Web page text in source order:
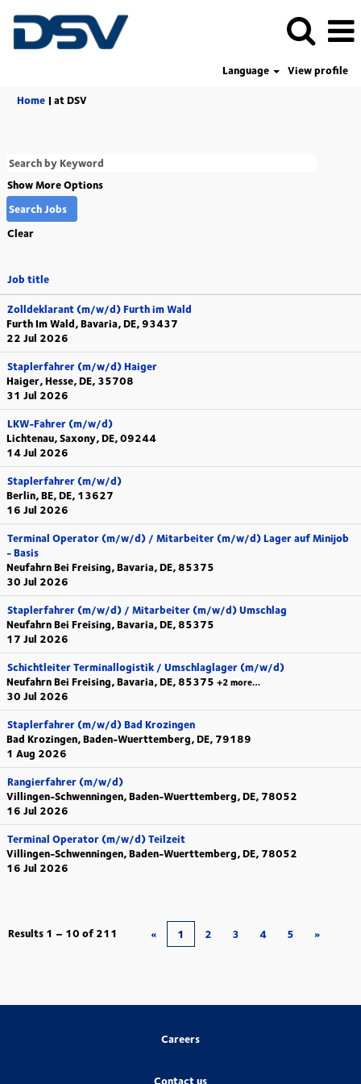
Language
View profile
Home | at DSV(current
Show More Options
Clear
Job title
Zolldeklarant (m/w/d) Furth im Wald
Furth Im Wald, Bavaria, DE, 93437
22 Jul 2026
Staplerfahrer (m/w/d) Haiger
Haiger, Hesse, DE, 35708
31 Jul 2026
LKW-Fahrer (m/w/d)
Lichtenau, Saxony, DE, 09244
14 Jul 2026
Staplerfahrer (m/w/d)
Berlin, BE, DE, 13627
16 Jul 2026
Terminal Operator (m/w/d) / Mitarbeiter (m/w/d) Lager auf Minijob
- Basis
Neufahrn Bei Freising, Bavaria, DE, 85375
30 Jul 2026
Staplerfahrer (m/w/d) / Mitarbeiter (m/w/d) Umschlag
Neufahrn Bei Freising, Bavaria, DE, 85375
17 Jul 2026
Schichtleiter Terminallogistik / Umschlaglager (m/w/d)
Neufahrn Bei Freising, Bavaria, DE, 85375 +2 more…
30 Jul 2026
Staplerfahrer (m/w/d) Bad Krozingen
Bad Krozingen, Baden-Wuerttemberg, DE, 79189
1 Aug 2026
Rangierfahrer (m/w/d)
Villingen-Schwenningen, Baden-Wuerttemberg, DE, 78052
16 Jul 2026
Terminal Operator (m/w/d) Teilzeit
Villingen-Schwenningen, Baden-Wuerttemberg, DE, 78052
16 Jul 2026
Results 1 – 10 of211 « 1 2 3 4 5 »
Careers
Contact us